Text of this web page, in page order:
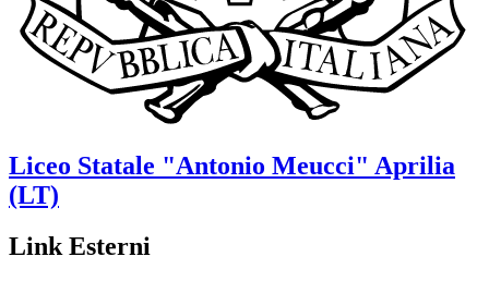
Liceo Statale "Antonio Meucci" Aprilia
(LT)
Link Esterni